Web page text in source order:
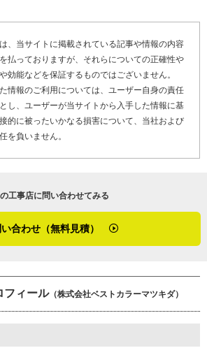
」をご覧になっている、雨漏りや塗
お困りのお客さま、そして屋根リフ
討しているお客さまへメッセージで
話して、相談しやすい雰囲気になる
にご相談ください」
では屋根塗装や外壁塗装が必要そう
しています。なぜ塗装工事が必要な
、当サイトに掲載されている記事や情報の内容
払っておりますが、それらについての正確性や
効能などを保証するものではございません。
情報のご利用については、ユーザー自身の責任
し、ユーザーが当サイトから入手した情報に基
的に被ったいかなる損害について、当社および
を負いません。
工事店に問い合わせてみる
合わせ（無料見積）
フィール（株式会社ベストカラーマツキダ）